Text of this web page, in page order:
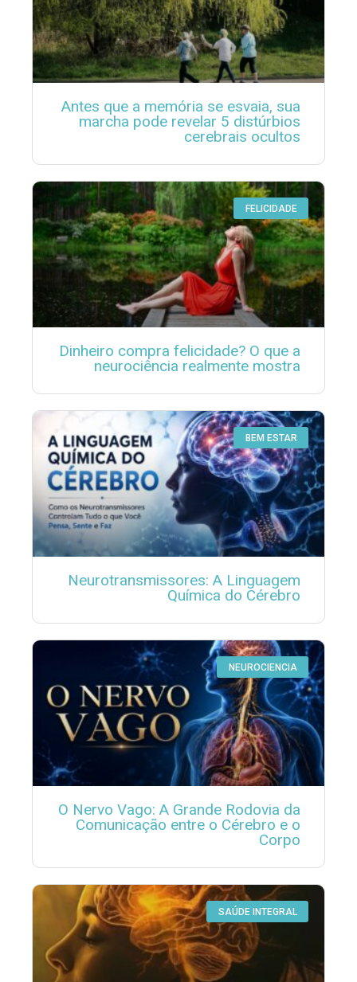
Antes que a memória se esvaia, sua
marcha pode revelar 5 distúrbios
cerebrais ocultos
FELICIDADE
Dinheiro compra felicidade? O que a
neurociência realmente mostra
BEM ESTAR
Neurotransmissores: A Linguagem
Química do Cérebro
NEUROCIENCIA
O Nervo Vago: A Grande Rodovia da
Comunicação entre o Cérebro e o
Corpo
SAÚDE INTEGRAL